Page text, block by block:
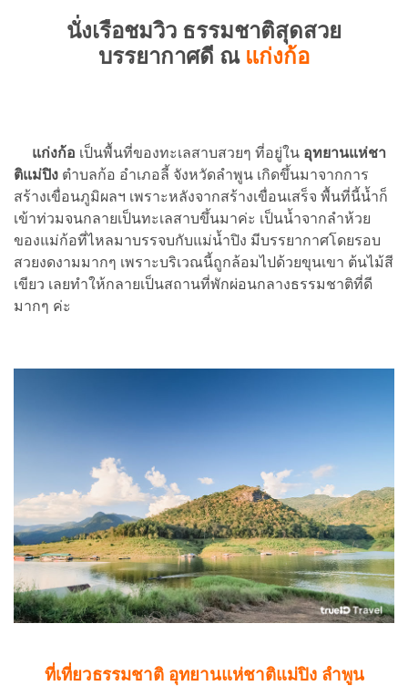
นั่งเรือชมวิว ธรรมชาติสุดสวย
บรรยากาศดี ณ แก่งก้อ
แก่งก้อ เป็นพื้นที่ของทะเลสาบสวยๆ ที่อยู่ใน อุทยานแห่ชา
ติแม่ปิง ตำบลก้อ อำเภอลี้ จังหวัดลำพูน เกิดขึ้นมาจากการ
สร้างเขื่อนภูมิผลฯ เพราะหลังจากสร้างเขื่อนเสร็จ พื้นที่นี้น้ำก็
เข้าท่วมจนกลายเป็นทะเลสาบขึ้นมาค่ะ เป็นน้ำจากลำห้วย
ของแม่ก้อที่ไหลมาบรรจบกับแม่น้ำปิง มีบรรยากาศโดยรอบ
สวยงดงามมากๆ เพราะบริเวณนี้ถูกล้อมไปด้วยขุนเขา ต้นไม้สี
เขียว เลยทำให้กลายเป็นสถานที่พักผ่อนกลางธรรมชาติที่ดี
มากๆ ค่ะ
ที่เที่ยวธรรมชาติ อุทยานแห่ชาติแม่ปิง ลำพูน